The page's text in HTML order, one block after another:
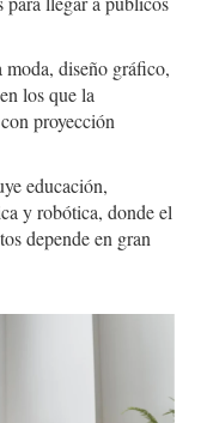
moda, diseño gráfico,
los que la
proyección
educación,
y robótica, donde el
depende en gran